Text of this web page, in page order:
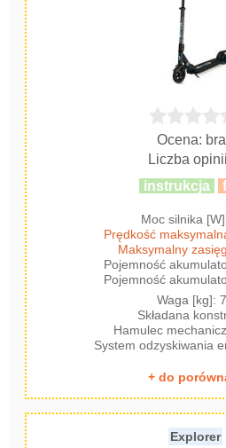
Ocena:
Liczba
instrukcja
Moc silnika
Prędkość
Maksymalny
Pojemność
Pojemność
Waga [kg]:
Składana
Hamulec
System odzyskiwania
+ do
Explorer